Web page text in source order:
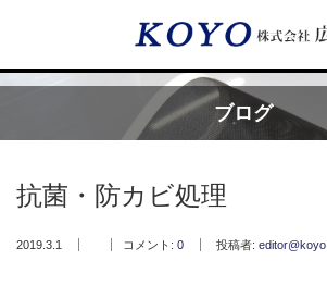
ブログ
抗菌・防カビ処理
2019.3.1 コメント: 0 投稿者: editor@koyo
Menu